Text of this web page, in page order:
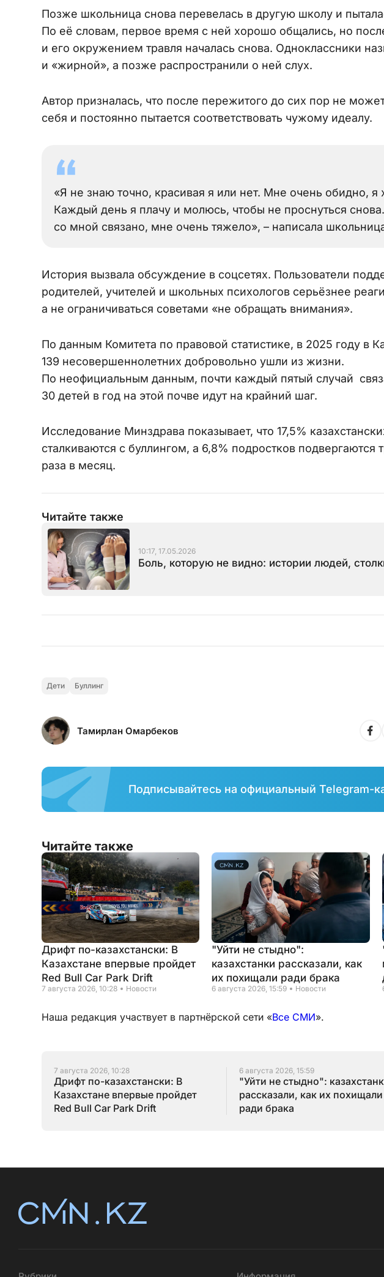
Позже школьница снова перевелась в другую школу и
По её словам, первое время с ней хорошо общались, но
и его окружением травля началась снова. Одноклассники
и «жирной», а позже распространили о ней слух.
Автор призналась, что после пережитого до сих пор не
себя и постоянно пытается соответствовать чужому идеалу.
«Я не знаю точно, красивая я или нет. Мне очень обидно, я
Каждый день я плачу и молюсь, чтобы не проснуться
со мной связано, мне очень тяжело», – написала
История вызвала обсуждение в соцсетях. Пользователи
родителей, учителей и школьных психологов серьёзнее
а не ограничиваться советами «не обращать внимания».
По данным Комитета по правовой статистике, в 2025 году в
139 несовершеннолетних добровольно ушли из жизни.
По неофициальным данным, почти каждый пятый случай
30 детей в год на этой почве идут на крайний шаг.
Исследование Минздрава показывает, что 17,5%
сталкиваются с буллингом, а 6,8% подростков подвергаются
раза в месяц.
Читайте также
10:17, 17.05.2026
Боль, которую не видно: истории людей,
Дети Буллинг
Тамирлан Омарбеков
Подписывайтесь на официальный Telegram-
Читайте также
Дрифт по-казахстански: В
Казахстане впервые пройдет
Red Bull Car Park Drift
7 августа 2026, 10:28 Новости
"Уйти не стыдно":
казахстанки рассказали, как
их похищали ради брака
6 августа 2026, 15:59 Новости
Наша редакция участвует в партнёрской сети «Все СМИ».
7 августа 2026, 10:28
Дрифт по-казахстански: В
Казахстане впервые пройдет
Red Bull Car Park Drift
6 августа 2026, 15:59
"Уйти не стыдно":
рассказали, как их похищали
ради брака